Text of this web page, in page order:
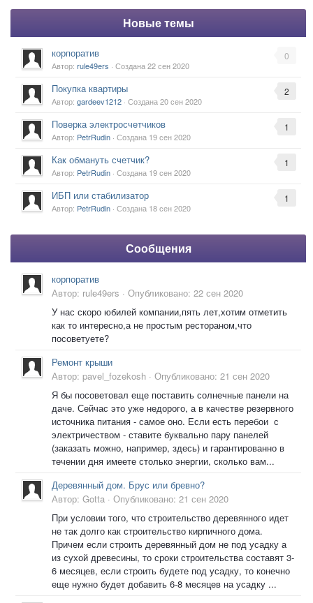
Новые темы
0
корпоратив
Автор: rule49ers · Создана22 сен 2020
2
Покупка квартиры
Автор: gardeev1212 · Создана20 сен 2020
1
Поверка электросчетчиков
Автор: PetrRudin · Создана 19 сен 2020
1
Как обмануть счетчик?
Автор: PetrRudin · Создана 19 сен 2020
1
ИБП или стабилизатор
Автор: PetrRudin · Создана 18 сен 2020
Сообщения
корпоратив
Автор: rule49ers · Опубликовано: 22 сен 2020
У нас скоро юбилей компании,пять лет,хотим отметить
как то интересно,а не простым рестораном,что
посоветуете?
Ремонт крыши
Автор: pavel_fozekosh · Опубликовано: 21 сен 2020
Я бы посоветовал еще поставить солнечные панели на
даче. Сейчас это уже недорого, а в качестве резервного
источника питания - самое оно. Если есть перебои с
электричеством - ставите буквально пару панелей
(заказать можно, например, здесь) и гарантированно в
течении дня имеете столько энергии, сколько вам...
Деревянный дом. Брус или бревно?
Автор: Gotta · Опубликовано: 21 сен 2020
При условии того, что строительство деревянного идет
не так долго как строительство кирпичного дома.
Причем если строить деревянный дом не под усадку а
из сухой древесины, то сроки строительства составят 3-
6 месяцев, если строить будете под усадку, то конечно
еще нужно будет добавить 6-8 месяцев на усадку ...